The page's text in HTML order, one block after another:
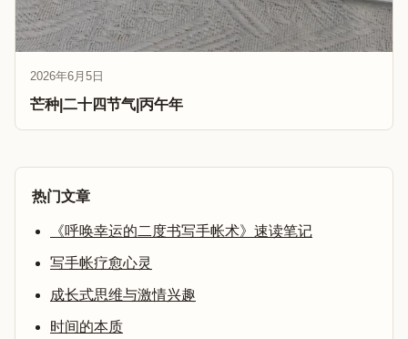
2026年6月5日
芒种|二十四节气|丙午年
热门文章
《呼唤幸运的二度书写手帐术》速读笔记
写手帐疗愈心灵
成长式思维与激情兴趣
时间的本质